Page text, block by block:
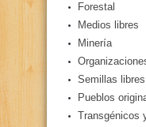
Forestal
Medios libres
Minería
Semillas libres
Pueblos
Transgénicos